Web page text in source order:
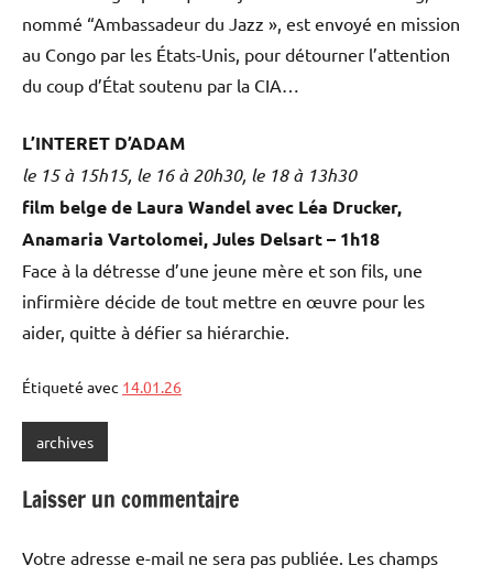
nommé “Ambassadeur du Jazz », est envoyé en mission
au Congo par les États-Unis, pour détourner l’attention
du coup d’État soutenu par la CIA…
L’INTERET D’ADAM
le 15 à 15h15, le 16 à 20h30, le 18 à 13h30
film belge de Laura Wandel avec Léa Drucker,
Anamaria Vartolomei, Jules Delsart – 1h18
Face à la détresse d’une jeune mère et son fils, une
infirmière décide de tout mettre en œuvre pour les
aider, quitte à défier sa hiérarchie.
Étiqueté avec 14.01.26
archives
Laisser un commentaire
Votre adresse e-mail ne sera pas publiée. Les champs